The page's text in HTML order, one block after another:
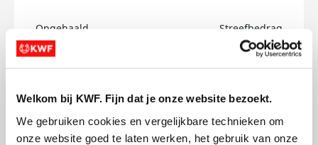
Welkom bij KWF. Fijn dat je onze website bezoekt.
We gebruiken cookies en vergelijkbare technieken om
onze website goed te laten werken, het gebruik van onze
Opgehaald
€0
Streefbedrag
€500
Tanicha's badges